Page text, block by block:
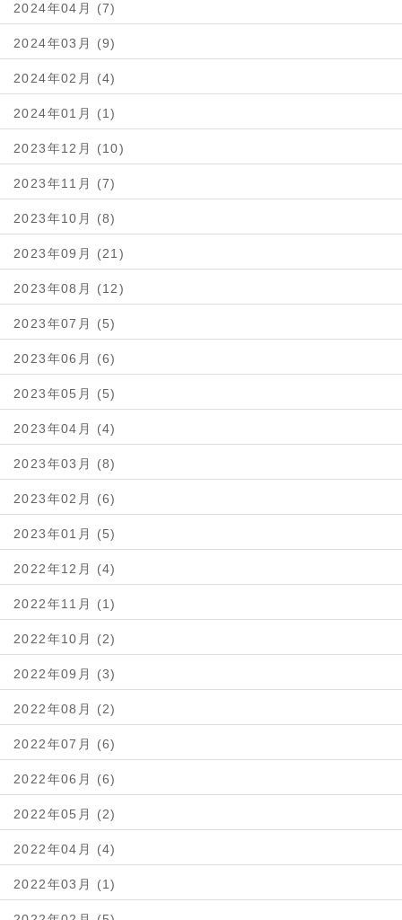
2024年04月 (7)
2024年03月 (9)
2024年02月 (4)
2024年01月 (1)
2023年12月 (10)
2023年11月 (7)
2023年10月 (8)
2023年09月 (21)
2023年08月 (12)
2023年07月 (5)
2023年06月 (6)
2023年05月 (5)
2023年04月 (4)
2023年03月 (8)
2023年02月 (6)
2023年01月 (5)
2022年12月 (4)
2022年11月 (1)
2022年10月 (2)
2022年09月 (3)
2022年08月 (2)
2022年07月 (6)
2022年06月 (6)
2022年05月 (2)
2022年04月 (4)
2022年03月 (1)